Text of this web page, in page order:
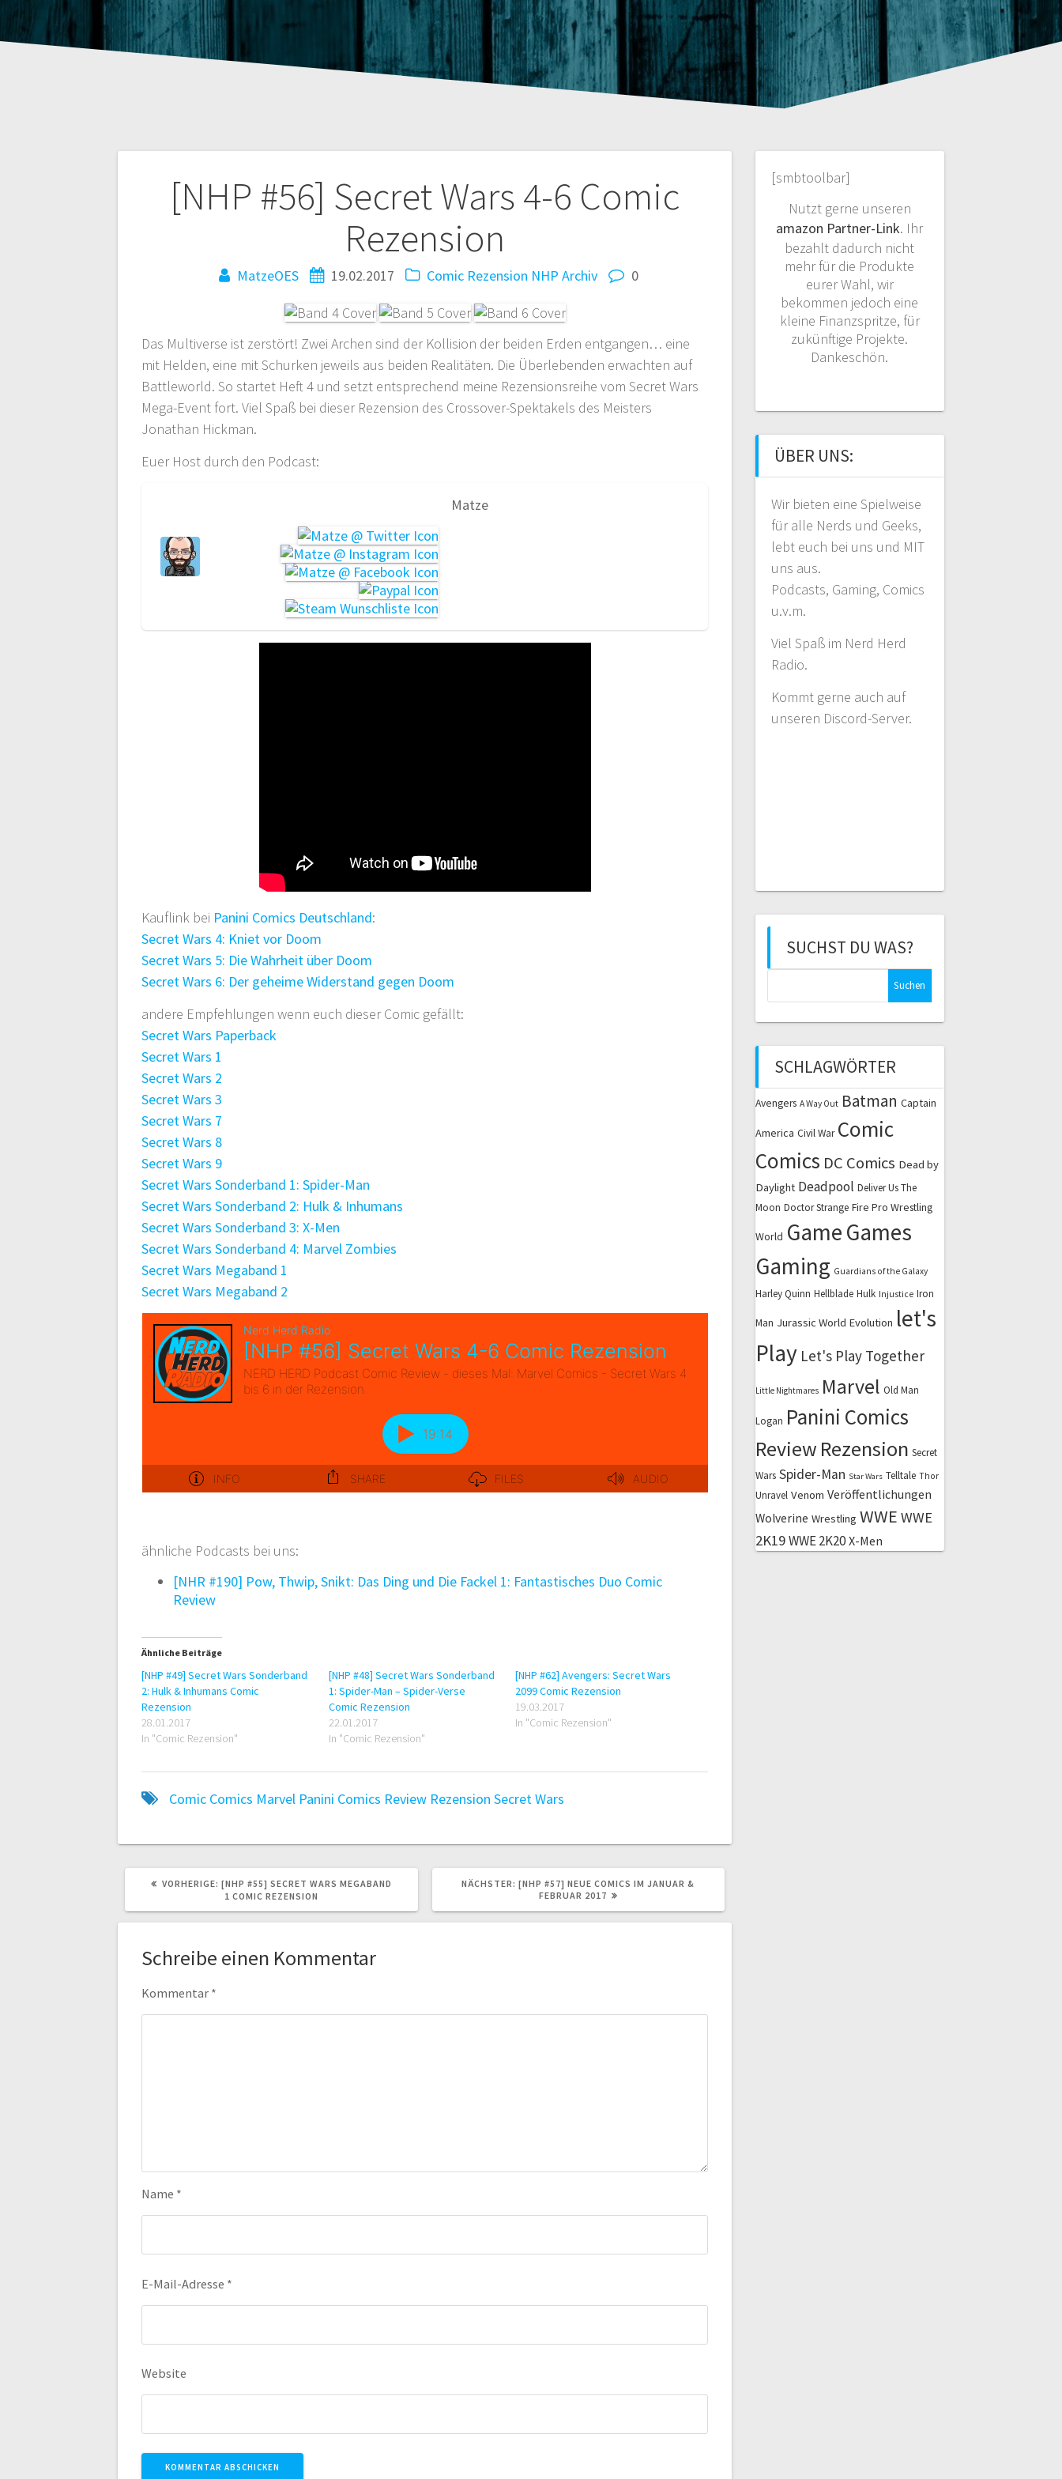
[NHP #56] Secret Wars 4-6 Comic
Rezension
MatzeOES 19.02.2017 Comic Rezension NHP Archiv 0
Das Multiverse ist zerstört! Zwei Archen sind der Kollision der beiden Erden entgangen… eine
mit Helden, eine mit Schurken jeweils aus beiden Realitäten. Die Überlebenden erwachten auf
Battleworld. So startet Heft 4 und setzt entsprechend meine Rezensionsreihe vom Secret Wars
Mega-Event fort. Viel Spaß bei dieser Rezension des Crossover-Spektakels des Meisters
Jonathan Hickman.
Euer Host durch den Podcast:
Matze
Kauflink bei Panini Comics Deutschland:
Secret Wars 4: Kniet vor Doom
Secret Wars 5: Die Wahrheit über Doom
Secret Wars 6: Der geheime Widerstand gegen Doom
andere Empfehlungen wenn euch dieser Comic gefällt:
Secret Wars Paperback
Secret Wars 1
Secret Wars 2
Secret Wars 3
Secret Wars 7
Secret Wars 8
Secret Wars 9
Secret Wars Sonderband 1: Spider-Man
Secret Wars Sonderband 2: Hulk & Inhumans
Secret Wars Sonderband 3: X-Men
Secret Wars Sonderband 4: Marvel Zombies
Secret Wars Megaband 1
Secret Wars Megaband 2
ähnliche Podcasts bei uns:
[NHR #190] Pow, Thwip, Snikt: Das Ding und Die Fackel 1: Fantastisches Duo Comic
Review
Ähnliche Beiträge
[NHP #49] Secret Wars Sonderband
2: Hulk & Inhumans Comic
Rezension
28.01.2017
In "Comic Rezension"
[NHP #48] Secret Wars Sonderband
1: Spider-Man – Spider-Verse
Comic Rezension
22.01.2017
In "Comic Rezension"
[NHP #62] Avengers: Secret Wars
2099 Comic Rezension
19.03.2017
In "Comic Rezension"
Comic Comics Marvel Panini Comics Review Rezension Secret Wars
Beitragsnavigation
VORHERIGE: VORHERIGER
BEITRAG:
[NHP #55] SECRET WARS MEGABAND
1 COMIC REZENSION
NÄCHSTER: NÄCHSTER
BEITRAG:
[NHP #57] NEUE COMICS IM JANUAR &
FEBRUAR 2017
Schreibe einen Kommentar
Kommentar *
Name *
E-Mail-Adresse *
Website
[smbtoolbar]
Nutzt gerne unseren
amazon Partner-Link. Ihr
bezahlt dadurch nicht
mehr für die Produkte
eurer Wahl, wir
bekommen jedoch eine
kleine Finanzspritze, für
zukünftige Projekte.
Dankeschön.
ÜBER UNS:
Wir bieten eine Spielweise
für alle Nerds und Geeks,
lebt euch bei uns und MIT
uns aus.
Podcasts, Gaming, Comics
u.v.m.
Viel Spaß im Nerd Herd
Radio.
Kommt gerne auch auf
unseren Discord-Server.
SUCHST DU WAS?
SCHLAGWÖRTER
Avengers A Way Out Batman Captain
America Civil War Comic
Comics DC Comics Dead by
Daylight Deadpool Deliver Us The
Moon Doctor Strange Fire Pro Wrestling
World GameGames
Gaming Guardians of the Galaxy
Harley Quinn Hellblade Hulk Injustice Iron
Man Jurassic World Evolution let's
Play Let's Play Together
Little Nightmares Marvel Old Man
Logan Panini Comics
Review Rezension Secret
Wars Spider-Man Star Wars Telltale Thor
Unravel Venom Veröffentlichungen
Wolverine Wrestling WWE WWE
2K19WWE 2K20 X-Men